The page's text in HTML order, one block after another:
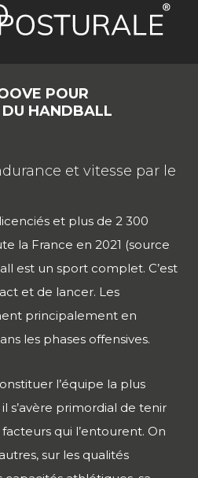
POUR
HANDBALL
et vitesse par le
et plus de 2 300
la France en 2021 (source
est un sport complet. C’est
et de lancer. Les
principalement en
les phases offensives.
l’équipe la plus
s’avère primordial de tenir
qui l’entourent. On
sur les qualités